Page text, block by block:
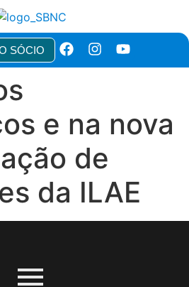
SÓCIO
e na nova
de
da ILAE